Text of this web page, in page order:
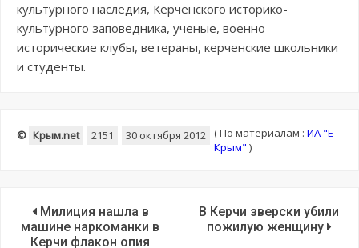
культурного наследия, Керченского историко-
культурного заповедника, ученые, военно-
исторические клубы, ветераны, керченские школьники
и студенты.
© Крым.net 2151 30 октября 2012 (По материалам : ИА "E-
Крым" )
Милиция нашла в
машине наркоманки в
Керчи флакон опия
В Керчи зверски убили
пожилую женщину